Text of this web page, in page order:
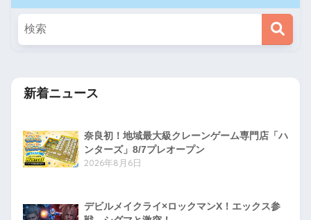
新着ニュース
奈良初！地域最大級クレーンゲーム専門店「ハ
ンターズ」8/7プレオープン
2026年8月6日
デビルメイクライ×ロックマンX！エックス参